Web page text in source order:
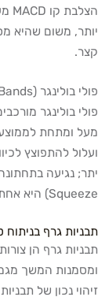
יותר, משום שהיא
קצר.
פולי בולינגר (Bollinger Bands)
מעל ומתחת
ועלול להתפוצץ
Squeeze) היא אחת מהגדרות הפריצה הפופולריות ביותר.
תבניות גרף
תבניות גרף הן
זיהוי נכון של